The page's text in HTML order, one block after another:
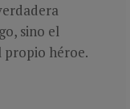
sino el
propio héroe.